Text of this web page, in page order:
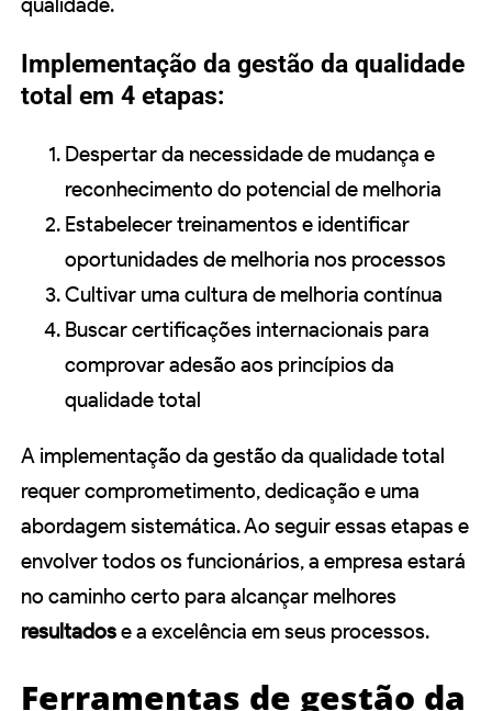
qualidade.
Implementação da gestão da qualidade
total em 4 etapas:
Despertar da necessidade de mudança e
reconhecimento do potencial de melhoria
Estabelecer treinamentos e identificar
oportunidades de melhoria nos processos
Cultivar uma cultura de melhoria contínua
Buscar certificações internacionais para
comprovar adesão aos princípios da
qualidade total
A implementação da gestão da qualidade total
requer comprometimento, dedicação e uma
abordagem sistemática. Ao seguir essas etapas e
envolver todos os funcionários, a empresa estará
no caminho certo para alcançar melhores
resultadose a excelência em seus processos.
Ferramentas de gestão da